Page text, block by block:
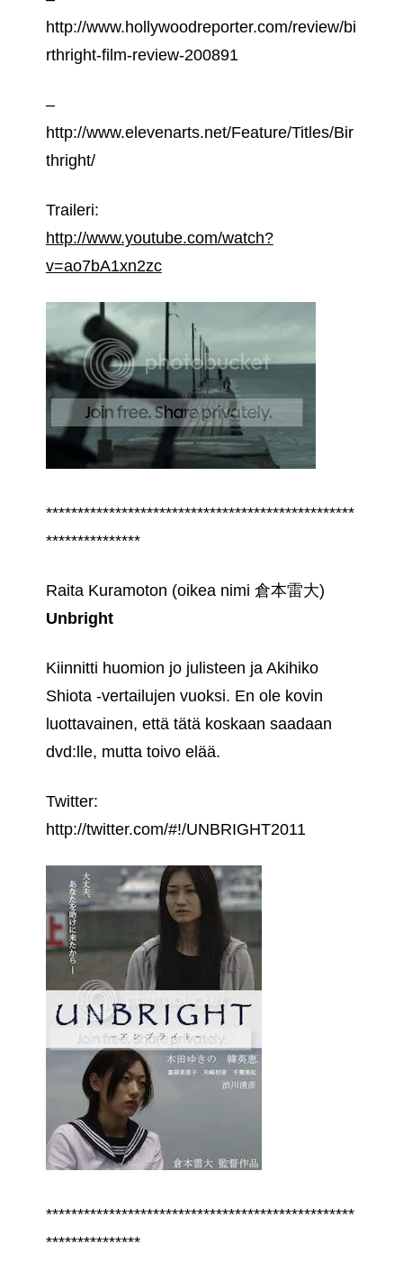
http://www.hollywoodreporter.com/review/bi
rthright-film-review-200891
–
http://www.elevenarts.net/Feature/Titles/Bir
thright/
Traileri:
http://www.youtube.com/watch?
v=ao7bA1xn2zc
*************************************************
***************
Raita Kuramoton (oikea nimi 倉本雷大)
Unbright
Kiinnitti huomion jo julisteen ja Akihiko
Shiota ‑vertailujen vuoksi. En ole kovin
luottavainen, että tätä koskaan saadaan
dvd:lle, mutta toivo elää.
Twitter:
http://twitter.com/#!/UNBRIGHT2011
*************************************************
***************